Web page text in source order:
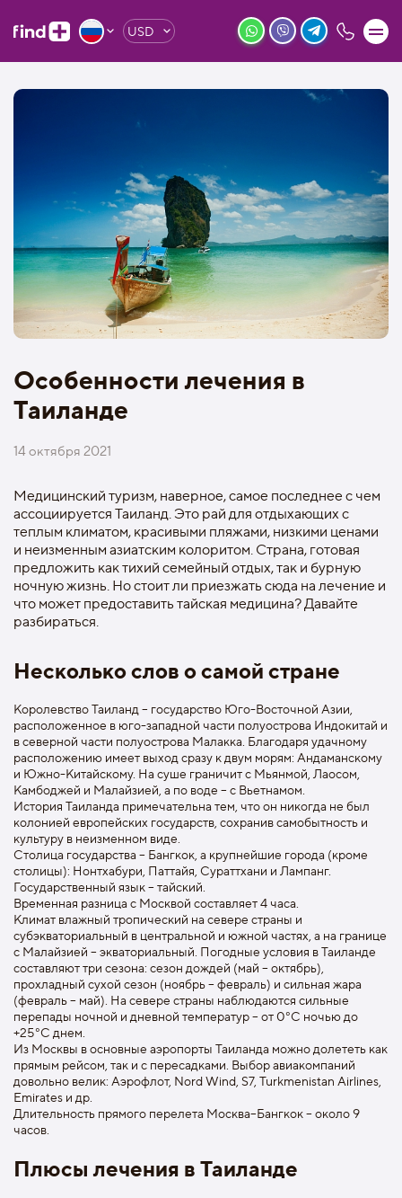
USD
Особенности лечения в
Таиланде
14 октября 2021
Медицинский туризм, наверное, самое последнее с чем
ассоциируется Таиланд. Это рай для отдыхающих с
теплым климатом, красивыми пляжами, низкими ценами
и неизменным азиатским колоритом. Страна, готовая
предложить как тихий семейный отдых, так и бурную
ночную жизнь. Но стоит ли приезжать сюда на лечение и
что может предоставить тайская медицина? Давайте
разбираться.
Несколько слов о самой стране
Королевство Таиланд – государство Юго-Восточной Азии,
расположенное в юго-западной части полуострова Индокитай и
в северной части полуострова Малакка. Благодаря удачному
расположению имеет выход сразу к двум морям: Андаманскому
и Южно-Китайскому. На суше граничит с Мьянмой, Лаосом,
Камбоджей и Малайзией, а по воде – с Вьетнамом.
История Таиланда примечательна тем, что он никогда не был
колонией европейских государств, сохранив самобытность и
культуру в неизменном виде.
Столица государства – Бангкок, а крупнейшие города (кроме
столицы): Нонтхабури, Паттайя, Сураттхани и Лампанг.
Государственный язык – тайский.
Временная разница с Москвой составляет 4 часа.
Климат влажный тропический на севере страны и
субэкваториальный в центральной и южной частях, а на границе
с Малайзией – экваториальный. Погодные условия в Таиланде
составляют три сезона: сезон дождей (май – октябрь),
прохладный сухой сезон (ноябрь – февраль) и сильная жара
(февраль – май). На севере страны наблюдаются сильные
перепады ночной и дневной температур – от 0°C ночью до
+25°C днем.
Из Москвы в основные аэропорты Таиланда можно долететь как
прямым рейсом, так и с пересадками. Выбор авиакомпаний
довольно велик: Аэрофлот, Nord Wind, S7, Turkmenistan Airlines,
Emirates и др.
Длительность прямого перелета Москва–Бангкок – около 9
часов.
Плюсы лечения в Таиланде